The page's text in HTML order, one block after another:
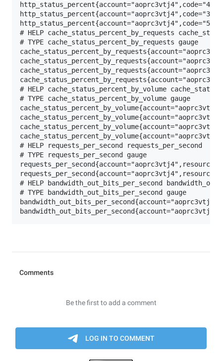
# HELP cache_status_percent_by_requests
# TYPE cache_status_percent_by_requests gauge
# HELP cache_status_percent_by_volume
# TYPE cache_status_percent_by_volume gauge
# HELP requests_per_second requests_per_second
# TYPE requests_per_second gauge
# HELP bandwidth_out_bits_per_second
# TYPE bandwidth_out_bits_per_second gauge